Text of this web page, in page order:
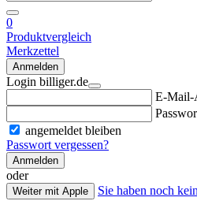
0
Produktvergleich
Merkzettel
Anmelden
Login billiger.de
E-Mail-
angemeldet bleiben
Passwort vergessen?
Anmelden
oder
Weiter mit Apple
Sie haben noch